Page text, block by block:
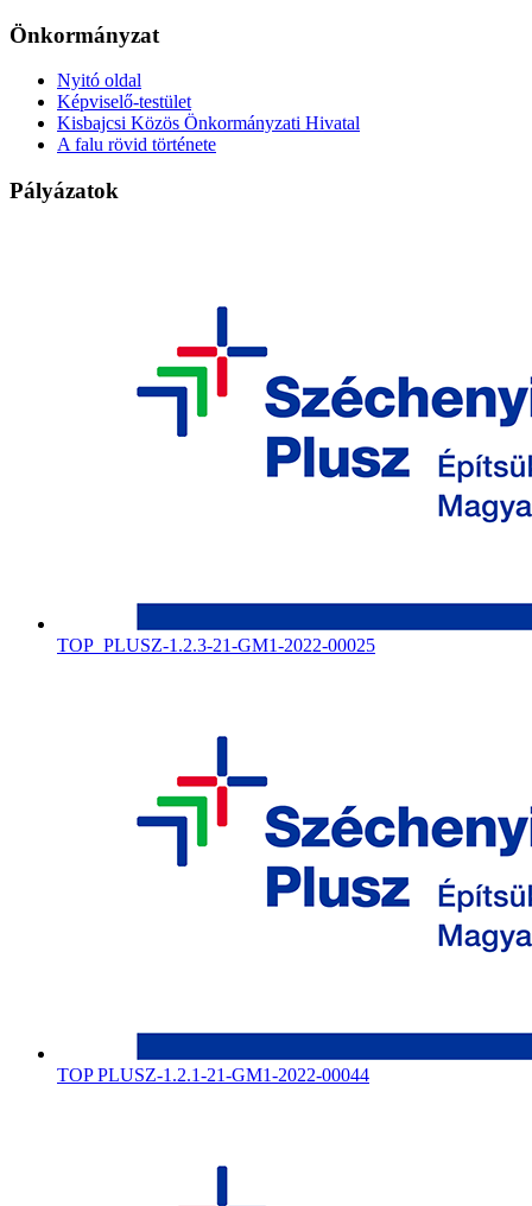
Önkormányzat
Nyitó oldal
Képviselő-testület
Kisbajcsi Közös Önkormányzati Hivatal
A falu rövid története
Pályázatok
TOP_PLUSZ-1.2.3-21-GM1-2022-00025
TOP PLUSZ-1.2.1-21-GM1-2022-00044